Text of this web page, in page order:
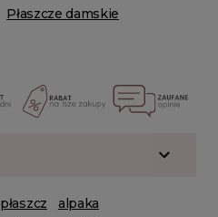
Płaszcze damskie
płaszcz
alpaka